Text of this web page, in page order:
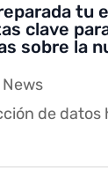
tu
clave
sobre la
de datos